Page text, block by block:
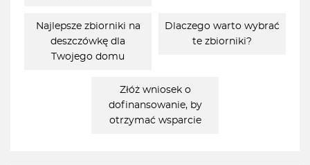
Najlepsze zbiorniki na
deszczówkę dla
Twojego domu
Dlaczego warto wybrać
te zbiorniki?
Złóż wniosek o
dofinansowanie, by
otrzymać wsparcie